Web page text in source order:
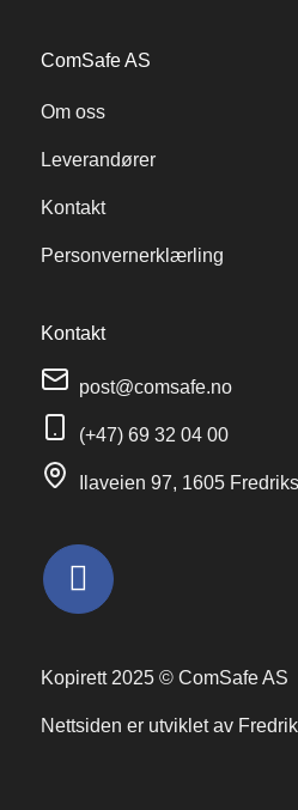
ComSafe AS
Om oss
Leverandører
Kontakt
Personvernerklærling
Kontakt
post@comsafe.no
(+47) 69 32 04 00
Ilaveien 97, 1605
Kopirett 2025 © ComSafe AS
Nettsiden er utviklet av